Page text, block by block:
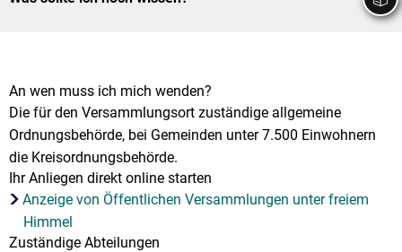
Ehrenamt
Öffentlicher
Radverkehr
Ihr Anliegen direkt online starten
Anzeige von Öffentlichen Versammlungen unter freiem
Himmel
An wen muss ich mich wenden?
Die für den Versammlungsort zuständige allgemeine
Ordnungsbehörde, bei Gemeinden unter 7.500 Einwohnern
die Kreisordnungsbehörde.
Zuständige Abteilungen